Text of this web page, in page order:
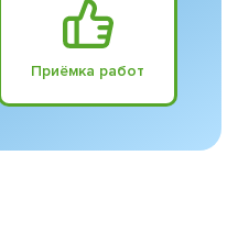
Приёмка работ